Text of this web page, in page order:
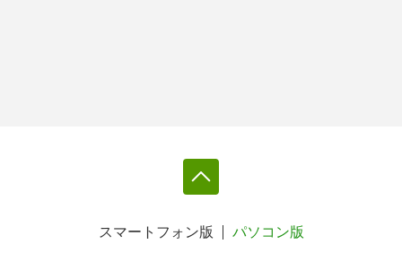
スマートフォン版 パソコン版